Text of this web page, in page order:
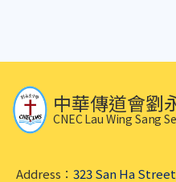
中華傳道會劉
CNEC Lau Wing Sang
Address： 323 San Ha